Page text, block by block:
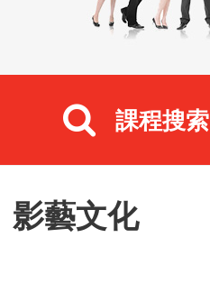
課程搜索
影藝文化